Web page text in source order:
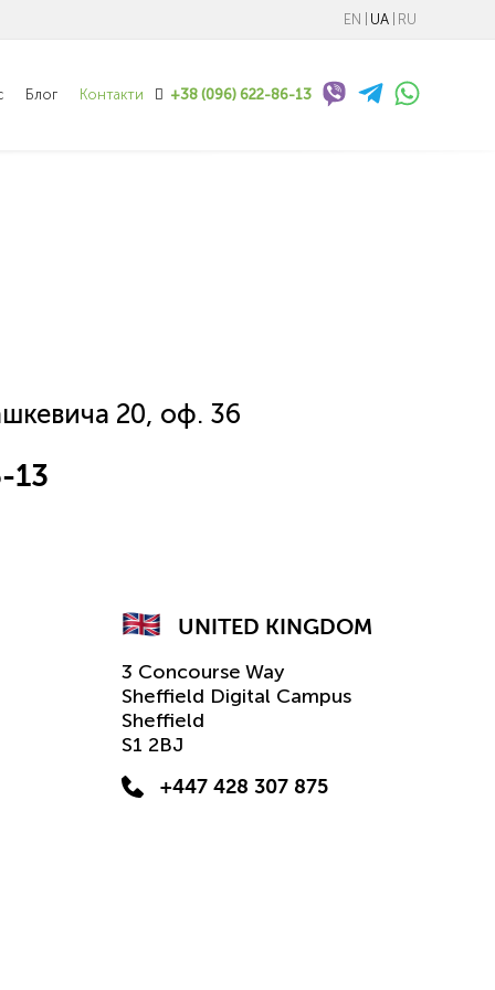
EN UA RU
Блог Контакти +38 (096) 622-86-13
20, оф. 36
13
UNITED KINGDOM
3 Concourse Way
Sheffield Digital Campus
Sheffield
S1 2BJ
+447 428 307 875